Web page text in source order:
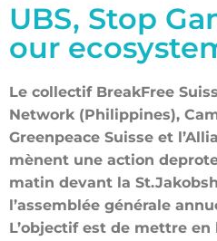
UBS, Stop
our
Le collectif BreakFree
Network (Philippines),
Greenpeace Suisse et
mènent une action de
matin devant la
l’assemblée générale
L’objectif est de mettre